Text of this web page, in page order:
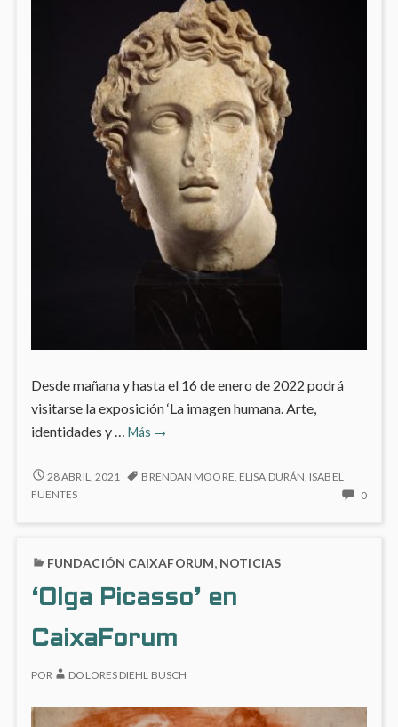
Desde mañana y hasta el 16 de enero de 2022 podrá
visitarse la exposición ‘La imagen humana. Arte,
identidades y … Más
‘La
humana.
simbolsimo’
CaixaForum
→
‘LA
IMAGEN
Y
EN
28 ABRIL, 2021 BRENDAN MOORE ELISA DURÁN ISABEL
FUENTES
0NO
FUNDACIÓN CAIXAFORUM, NOTICIAS
‘Olga Picasso’ en
CaixaForum
POR DOLORES DIEHL BUSCH